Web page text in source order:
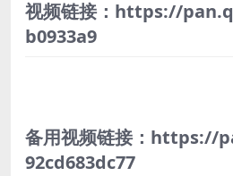
视频链接：https://
b0933a9
备用视频链接：https://
92cd683dc77